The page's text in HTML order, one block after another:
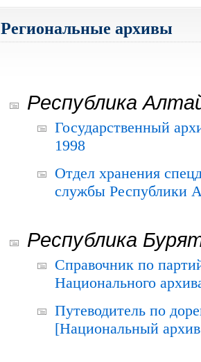
Региональные архивы
Республика
Государственный
1998
Отдел хранения
службы Республики
Республика
Справочник по
Национального
Путеводитель по
[Национальный